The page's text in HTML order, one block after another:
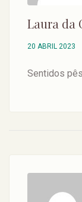
Laura da
20 ABRIL 2023
Sentidos